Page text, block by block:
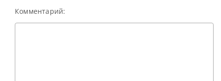
Комментарий: